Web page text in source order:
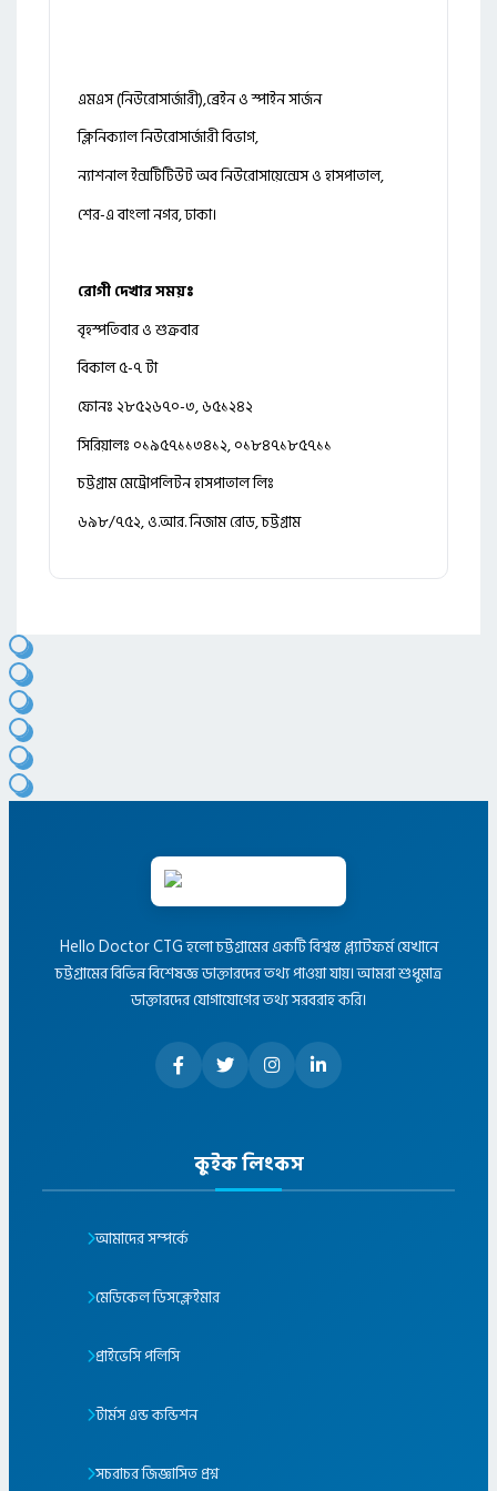
এমএস (নিউরোসার্জারী),ব্রেইন ও স্পাইন সার্জন
ক্লিনিক্যাল নিউরোসার্জারী বিভাগ,
ন্যাশনাল ইন্সটিটিউট অব নিউরোসায়েন্সেস ও হাসপাতাল,
শের-এ বাংলা নগর, ঢাকা।
রোগী দেখার সময়ঃ
বৃহস্পতিবার ও শুক্রবার
বিকাল ৫-৭ টা
ফোনঃ ২৮৫২৬৭০-৩, ৬৫১২৪২
সিরিয়ালঃ ০১৯৫৭১১৩৪১২, ০১৮৪৭১৮৫৭১১
চট্টগ্রাম মেট্রোপলিটন হাসপাতাল লিঃ
৬৯৮/৭৫২, ও.আর. নিজাম রোড, চট্টগ্রাম
Hello Doctor CTG হলো চট্টগ্রামের একটি বিশ্বস্ত প্ল্যাটফর্ম যেখানে
চট্টগ্রামের বিভিন্ন বিশেষজ্ঞ ডাক্তারদের তথ্য পাওয়া যায়। আমরা শুধুমাত্র
ডাক্তারদের যোগাযোগের তথ্য সরবরাহ করি।
কুইক লিংকস
আমাদের সম্পর্কে
মেডিকেল ডিসক্লেইমার
প্রাইভেসি পলিসি
টার্মস এন্ড কন্ডিশন
সচরাচর জিজ্ঞাসিত প্রশ্ন